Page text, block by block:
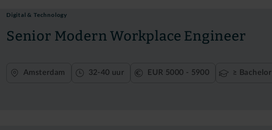
Digital & Technology
Senior Modern Workplace Engineer
Amsterdam 32-40 uur EUR 5000 - 5900 ≥ Bachelor